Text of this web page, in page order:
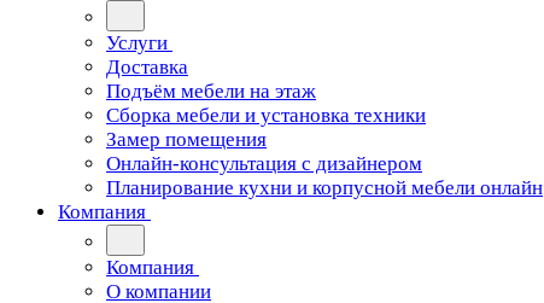
Услуги
Доставка
Подъём мебели на этаж
Сборка мебели и установка техники
Замер помещения
Онлайн-консультация с дизайнером
Планирование кухни и корпусной мебели онлайн
Компания
Компания
О компании